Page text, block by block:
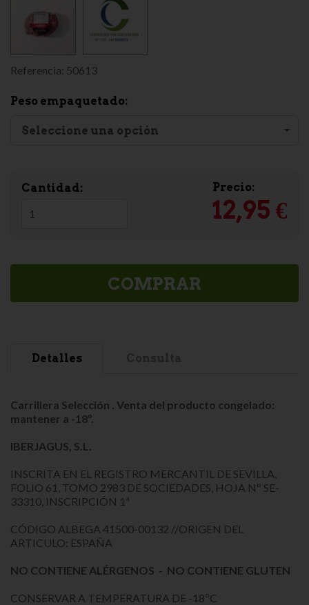
Referencia: 50613
Peso empaquetado:
Seleccione una opción
Cantidad: Precio:
12,95 €
COMPRAR
Detalles
Carrillera Selección . Venta del producto congelado:
mantener a -18º.
IBERJAGUS, S.L.
INSCRITA EN EL REGISTRO MERCANTIL DE SEVILLA,
FOLIO 61, TOMO 2983 DE SOCIEDADES, HOJA Nº SE-
33310, INSCRIPCIÓN 1ª
CÓDIGO ALBEGA 41500-00132 //ORIGEN DEL
ARTICULO: ESPAÑA
NO CONTIENE ALÉRGENOS - NO CONTIENE GLUTEN
CONSERVAR A TEMPERATURA DE -18ºC